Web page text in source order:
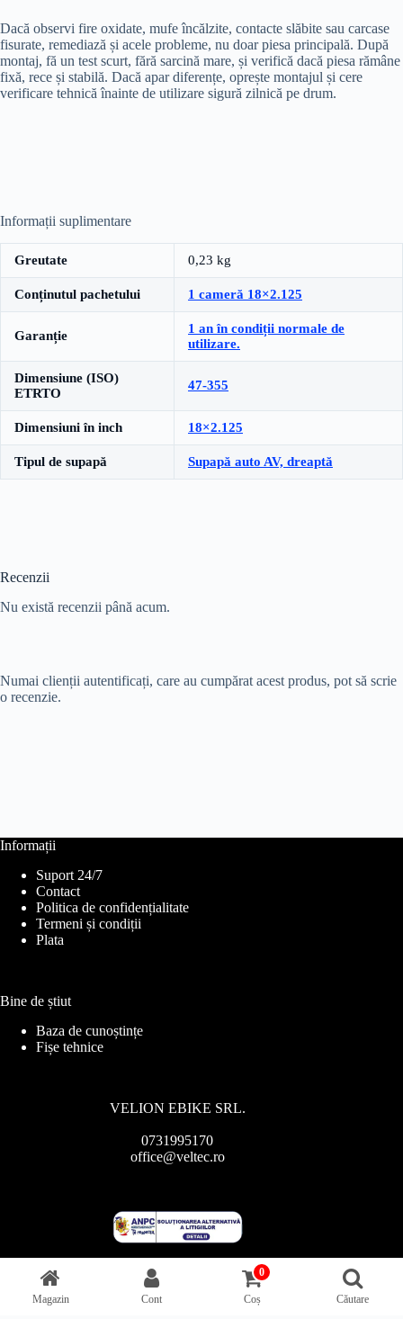
Dacă observi fire oxidate, mufe încălzite, contacte slăbite sau carcase
fisurate, remediază și acele probleme, nu doar piesa principală. După
montaj, fă un test scurt, fără sarcină mare, și verifică dacă piesa rămâne
fixă, rece și stabilă. Dacă apar diferențe, oprește montajul și cere
verificare tehnică înainte de utilizare sigură zilnică pe drum.
Informații suplimentare
Greutate 0,23 kg
Conținutul pachetului 1 cameră 18×2.125
Garanție
1 an în condiții normale de
utilizare.
Dimensiune (ISO)
ETRTO
47-355
Dimensiuni în inch 18×2.125
Tipul de supapă Supapă auto AV, dreaptă
Recenzii
Nu există recenzii până acum.
Numai clienții autentificați, care au cumpărat acest produs, pot să scrie
o recenzie.
Informații
Suport 24/7
Contact
Politica de confidențialitate
Termeni și condiții
Plata
Bine de știut
Baza de cunoștințe
Fișe tehnice
VELION EBIKE SRL.
0731995170
office@veltec.ro
Copyright © 2026 - Veltec.ro
Magazin Cont
0
Coș Căutare